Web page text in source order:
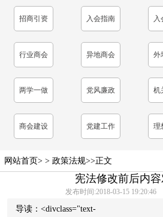
招商引资 入会指南
行业商会 异地商会 外
两学一做 党风廉政 机
商会建设 党建工作 理
网站首页> > 政策法规>>正文
宪法修改前后内
发布时间:2018-03-15
导读：<divclass="text-